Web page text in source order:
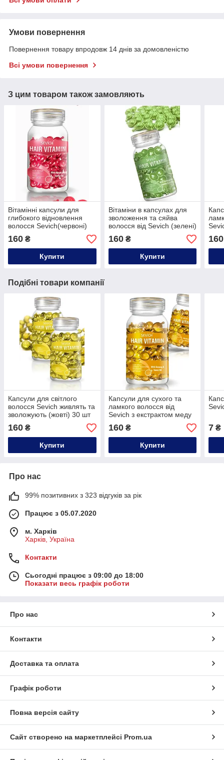
Умови повернення
Повернення товару впродовж 14 днів за домовленістю
Всі умови повернення
З цим товаром також замовляють
Вітамінні капсули для
глибокого відновлення
волосся Sevich(червоні)
30 шт
160 ₴
Купити
Вітаміни в капсулах для
зволоження та сяйва
волосся від Sevich (зелені)
30шт
160₴
Купити
160
Подібні товари компанії
Капсули для світлого
волосся Sevich живлять та
зволожують (жовті) 30 шт
160 ₴
Купити
Капсули для сухого та
ламкого волосся від
Sevich з екстрактом меду
160₴
Купити
7 ₴
Про нас
99% позитивних з 323 відгуків за рік
Працює з 05.07.2020
м. Харків
Харків, Україна
Контакти
Сьогодні працює з 09:00 до 18:00
Показати весь графік роботи
Про нас
Контакти
Доставка та оплата
Графік роботи
Повна версія сайту
Сайт створено на маркетплейсі Prom.ua